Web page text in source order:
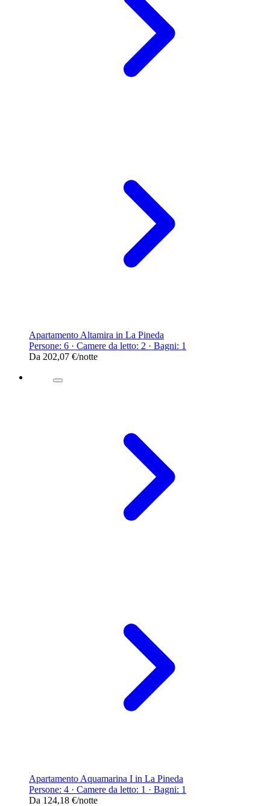
Apartamento Altamira in La Pineda
Persone: 6 · Camere da letto: 2 · Bagni: 1
Da 202,07 €/notte
Apartamento Aquamarina I in La Pineda
Persone: 4 · Camere da letto: 1 · Bagni: 1
Da 124,18 €/notte